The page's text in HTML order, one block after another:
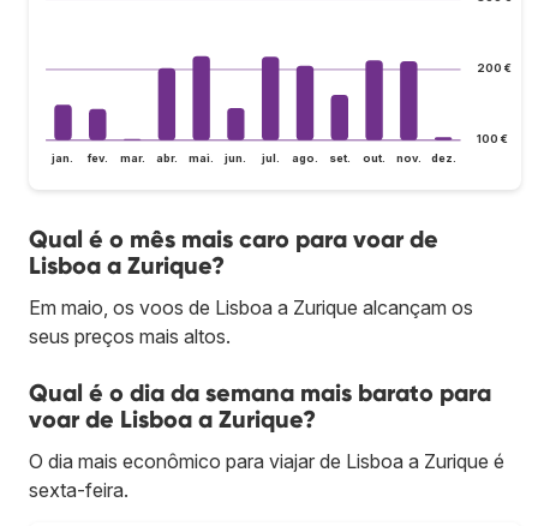
100 €
200 €
jan. fev. mar. abr. mai. jun. jul. ago. set. out. nov. dez.
Qual é o mês mais caro para voar de
Lisboa a Zurique?
Em maio, os voos de Lisboa a Zurique alcançam os
seus preços mais altos.
Qual é o dia da semana mais barato para
voar de Lisboa a Zurique?
O dia mais econômico para viajar de Lisboa a Zurique é
sexta-feira.